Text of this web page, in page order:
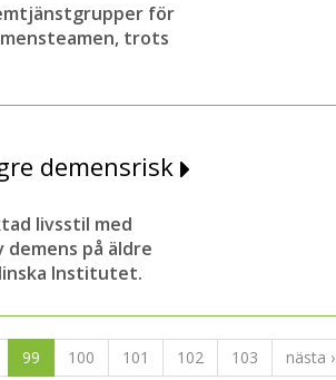
för
trots
demensrisk
livsstil med
på äldre
Institutet.
99 100 101 102 103
nästa ›